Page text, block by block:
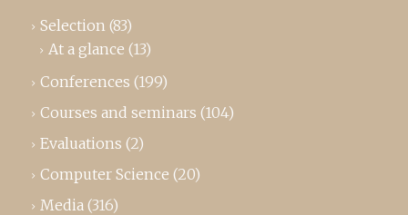
Selection (83)
At a glance (13)
Conferences (199)
Courses and seminars (104)
Evaluations (2)
Computer Science (20)
Media (316)